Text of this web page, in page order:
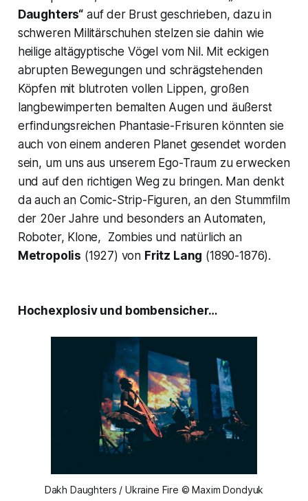
Daughters“ auf der Brust geschrieben, dazu in
schweren Militärschuhen stelzen sie dahin wie
heilige altägyptische Vögel vom Nil. Mit eckigen
abrupten Bewegungen und schrägstehenden
Köpfen mit blutroten vollen Lippen, großen
langbewimperten bemalten Augen und äußerst
erfindungsreichen Phantasie-Frisuren könnten sie
auch von einem anderen Planet gesendet worden
sein, um uns aus unserem Ego-Traum zu erwecken
und auf den richtigen Weg zu bringen. Man denkt
da auch an Comic-Strip-Figuren, an den Stummfilm
der 20er Jahre und besonders an Automaten,
Roboter, Klone, Zombies und natürlich an
Metropolis (1927) von Fritz Lang (1890-1876).
Hochexplosiv und bombensicher…
Dakh Daughters / Ukraine Fire © Maxim Dondyuk